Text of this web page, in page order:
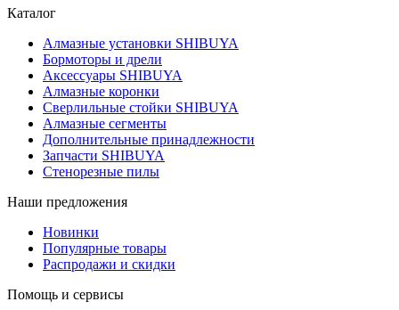
Каталог
Алмазные установки SHIBUYA
Бормоторы и дрели
Аксессуары SHIBUYA
Алмазные коронки
Сверлильные стойки SHIBUYA
Алмазные сегменты
Дополнительные принадлежности
Запчасти SHIBUYA
Стенорезные пилы
Наши предложения
Новинки
Популярные товары
Распродажи и скидки
Помощь и сервисы